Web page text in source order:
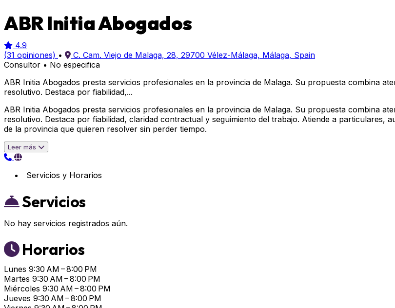
ABR Initia Abogados
4.9
(31 opiniones) •
C. Cam. Viejo de Malaga, 28, 29700 Vélez-Málaga, Málaga, Spain
Consultor • No especifica
ABR Initia Abogados presta servicios profesionales en la provincia de Malaga. Su propuesta combina
resolutivo. Destaca por fiabilidad,...
ABR Initia Abogados presta servicios profesionales en la provincia de Malaga. Su propuesta combina
resolutivo. Destaca por fiabilidad, claridad contractual y seguimiento del trabajo. Atiende a particulares,
de la provincia que quieren resolver sin perder tiempo.
Leer más
Servicios y Horarios
Servicios
No hay servicios registrados aún.
Horarios
Lunes 9:30 AM – 8:00 PM
Martes 9:30 AM – 8:00 PM
Miércoles 9:30 AM – 8:00 PM
Jueves 9:30 AM – 8:00 PM